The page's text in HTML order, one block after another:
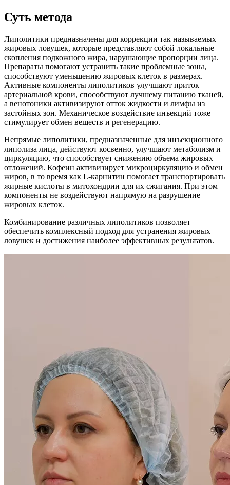
Суть метода
Липолитики предназначены для коррекции так называемых
жировых ловушек, которые представляют собой локальные
скопления подкожного жира, нарушающие пропорции лица.
Препараты помогают устранить такие проблемные зоны,
способствуют уменьшению жировых клеток в размерах.
Активные компоненты липолитиков улучшают приток
артериальной крови, способствуют лучшему питанию тканей,
а венотоники активизируют отток жидкости и лимфы из
застойных зон. Механическое воздействие инъекций тоже
стимулирует обмен веществ и регенерацию.
Непрямые липолитики, предназначенные для инъекционного
липолиза лица, действуют косвенно, улучшают метаболизм и
циркуляцию, что способствует снижению объема жировых
отложений. Кофеин активизирует микроциркуляцию и обмен
жиров, в то время как L-карнитин помогает транспортировать
жирные кислоты в митохондрии для их сжигания. При этом
компоненты не воздействуют напрямую на разрушение
жировых клеток.
Комбинирование различных липолитиков позволяет
обеспечить комплексный подход для устранения жировых
ловушек и достижения наиболее эффективных результатов.